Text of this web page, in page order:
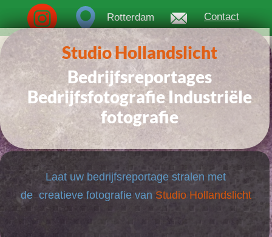
Contact
Rotterdam
Studio Hollandslicht
Bedrijfsreportages
Bedrijfsfotografie Industriële
fotografie
Laat uwbedrijfsreportagestralen met
de creatieve fotografie van
Menu